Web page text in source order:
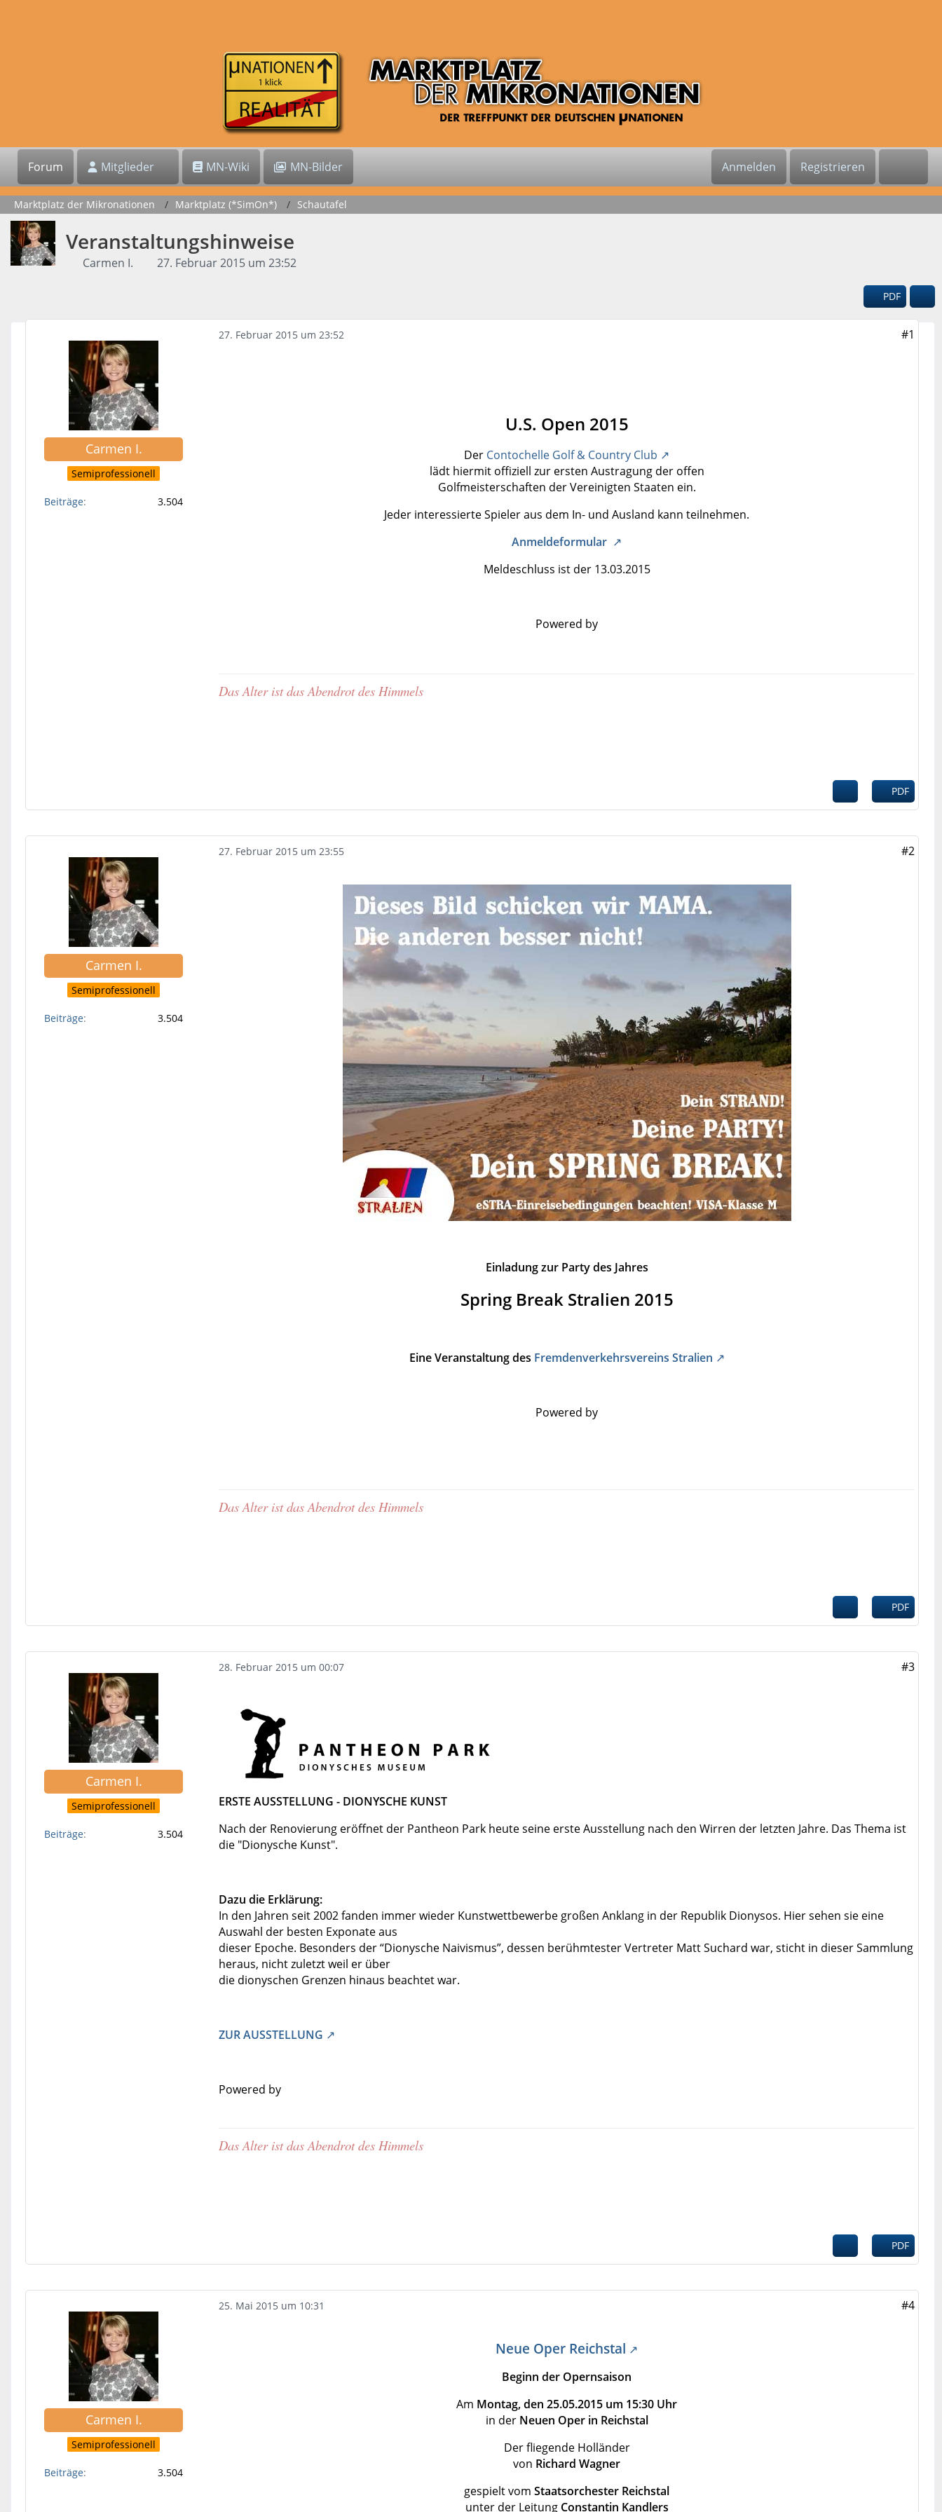
Forum Mitglieder MN-Wiki MN-Bilder Anmelden Registrieren
Marktplatz der Mikronationen Marktplatz (*SimOn*) Schautafel
Veranstaltungshinweise
Carmen I. 27. Februar 2015 um 23:52
PDF
Carmen I.
Semiprofessionell
Beiträge 3.504
27. Februar 2015 um 23:52 #1
U.S. Open 2015
Der Contochelle Golf & Country Club
lädt hiermit offiziell zur ersten Austragung der offen
Golfmeisterschaften der Vereinigten Staaten ein.
Jeder interessierte Spieler aus dem In- und Ausland kann teilnehmen.
Anmeldeformular
Meldeschluss ist der 13.03.2015
Powered by
Das Alter ist das Abendrot des Himmels
PDF
Carmen I.
Semiprofessionell
Beiträge 3.504
27. Februar 2015 um 23:55 #2
Einladung zur Party des Jahres
Spring Break Stralien 2015
Eine Veranstaltung des Fremdenverkehrsvereins Stralien
Powered by
Das Alter ist das Abendrot des Himmels
PDF
Carmen I.
Semiprofessionell
Beiträge 3.504
28. Februar 2015 um 00:07 #3
ERSTE AUSSTELLUNG - DIONYSCHE KUNST
Nach der Renovierung eröffnet der Pantheon Park heute seine erste Ausstellung nach den Wirren der letzten Jahre. Das Thema ist
die "Dionysche Kunst".
Dazu die Erklärung:
In den Jahren seit 2002 fanden immer wieder Kunstwettbewerbe großen Anklang in der Republik Dionysos. Hier sehen sie eine
Auswahl der besten Exponate aus
dieser Epoche. Besonders der “Dionysche Naivismus”, dessen berühmtester Vertreter Matt Suchard war, sticht in dieser Sammlung
heraus, nicht zuletzt weil er über
die dionyschen Grenzen hinaus beachtet war.
ZUR AUSSTELLUNG
Powered by
Das Alter ist das Abendrot des Himmels
PDF
Carmen I.
Semiprofessionell
Beiträge 3.504
25. Mai 2015 um 10:31 #4
Neue Oper Reichstal
Beginn der Opernsaison
Am Montag, den 25.05.2015 um 15:30 Uhr
in der Neuen Oper in Reichstal
Der fliegende Holländer
von Richard Wagner
gespielt vom Staatsorchester Reichstal
unter der Leitung Constantin Kandlers